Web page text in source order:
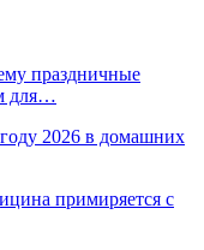
праздничные
для…
2026 в домашних
примиряется с